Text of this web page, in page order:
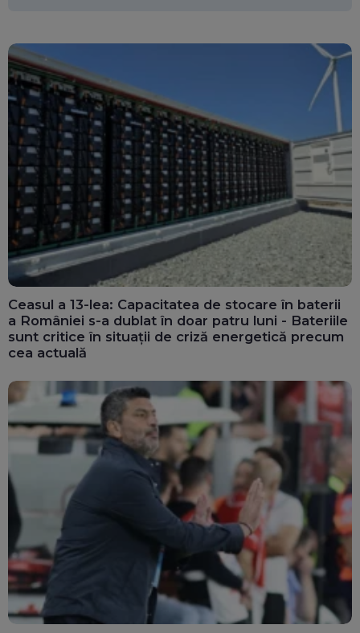
Ceasul a 13-lea: Capacitatea de stocare în baterii
a României s-a dublat în doar patru luni - Bateriile
sunt critice în situații de criză energetică precum
cea actuală